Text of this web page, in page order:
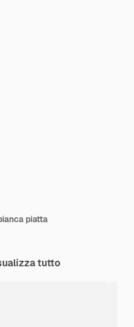
piatta
tutto